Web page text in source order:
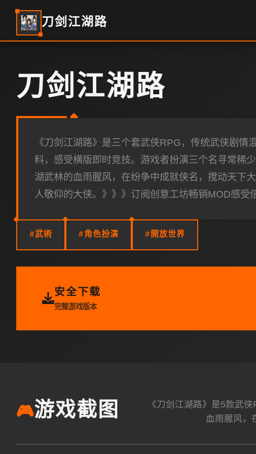
刀剑江湖路
刀剑江湖路
《刀剑江湖路》是三个套武侠RPG，传统武侠剧情
料，感受横版即时竞技。游戏者扮演三个名寻常稀
湖武林的血雨腥风，在纷争中成就侠名，搅动天下
人敬仰的大侠。》》》订阅创意工坊畅销MOD感受
#武術 #角色扮演 #開放世界
安全下载
完整游戏版本
🎮游戏截图
《刀剑江湖路》是5款武
血雨腥风，